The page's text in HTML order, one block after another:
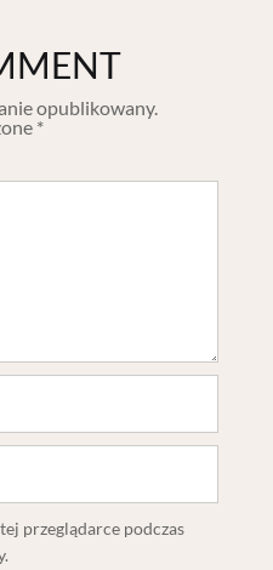
opublikowany.
*
przeglądarce podczas